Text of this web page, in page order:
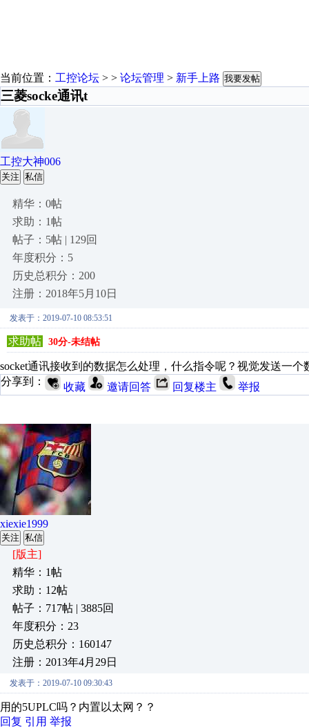
当前位置： 工控论坛 > > 论坛管理 > 新手上路 我要发帖
三菱socke通讯t
工控大神006
关注 私信
精华：0帖
求助：1帖
帖子：5帖 | 129回
年度积分：5
历史总积分：200
注册：2018年5月10日
发表于：2019-07-10 08:53:51
求助帖 30分-未结帖
socket通讯接收到的数据怎么处理，什么指令呢？视觉发送一
分享到：
收藏 邀请回答 回复楼主 举报
xiexie1999
关注 私信
[版主]
精华：1帖
求助：12帖
帖子：717帖 | 3885回
年度积分：23
历史总积分：160147
注册：2013年4月29日
发表于：2019-07-10 09:30:43
用的5UPLC吗？内置以太网？？
回复 引用 举报